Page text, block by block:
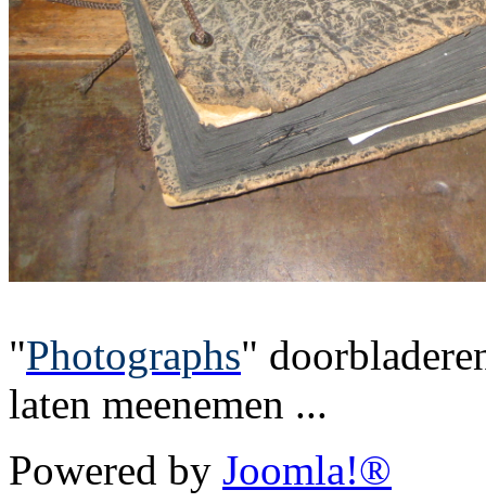
"Photographs"
laten meenemen ...
Powered by Joomla!®